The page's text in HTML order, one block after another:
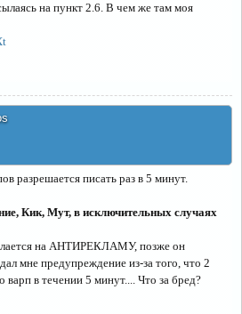
на пункт 2.6. В чем же там моя
разрешается писать раз в 5 минут.
Кик, Мут, в исключительных случаях
на АНТИРЕКЛАМУ, позже он
мне предупреждение из-за того, что 2
варп в течении 5 минут.... Что за бред?